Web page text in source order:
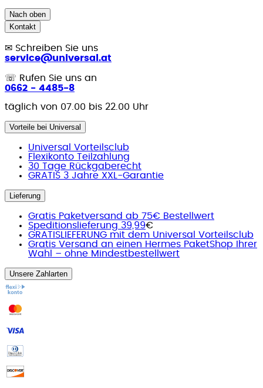
Nach oben
Kontakt
✉ Schreiben Sie uns
service@universal.at
☏ Rufen Sie uns an
0662 - 4485-8
täglich von 07.00 bis 22.00 Uhr
Vorteile bei Universal
Universal Vorteilsclub
Flexikonto Teilzahlung
30 Tage Rückgaberecht
GRATIS 3 Jahre XXL-Garantie
Lieferung
Gratis Paketversand ab 75€ Bestellwert
Speditionslieferung 39,99€
GRATISLIEFERUNG mit dem Universal Vorteilsclub
Gratis Versand an einen Hermes PaketShop Ihrer
Wahl – ohne Mindestbestellwert
Unsere Zahlarten